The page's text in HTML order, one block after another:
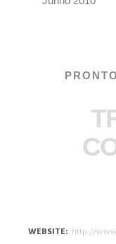
WEBSITE http://